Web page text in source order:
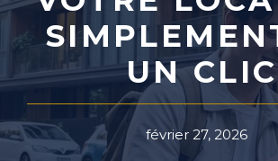
UN CLIC
février 27, 2026